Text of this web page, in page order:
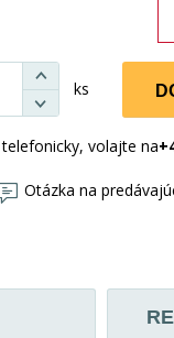
ks
volajte na
Otázka na